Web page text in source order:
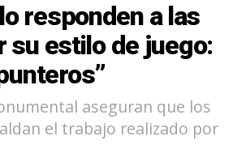
responden a las
su estilo de juego:
aseguran que los
el trabajo realizado por